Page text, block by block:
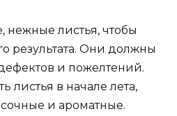
листья, чтобы
результата. Они должны
и пожелтений.
листья в начале лета,
и ароматные.